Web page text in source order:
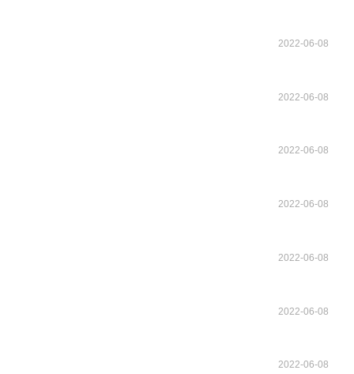
2022-06-08
2022-06-08
2022-06-08
2022-06-08
2022-06-08
2022-06-08
2022-06-08